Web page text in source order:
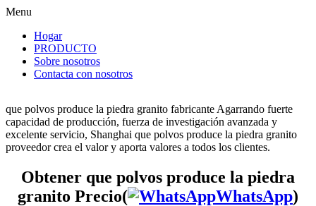
Menu
Hogar
PRODUCTO
Sobre nosotros
Contacta con nosotros
que polvos produce la piedra granito fabricante Agarrando fuerte
capacidad de producción, fuerza de investigación avanzada y
excelente servicio, Shanghai que polvos produce la piedra granito
proveedor crea el valor y aporta valores a todos los clientes.
Obtener que polvos produce la piedra
granito Precio(
WhatsApp)